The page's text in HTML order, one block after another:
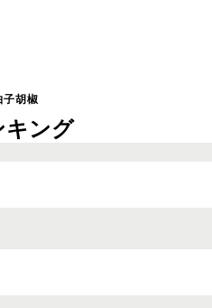
子胡椒
キング